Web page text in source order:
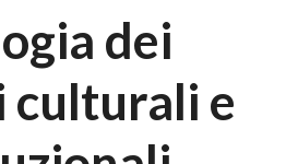
dei
culturali e